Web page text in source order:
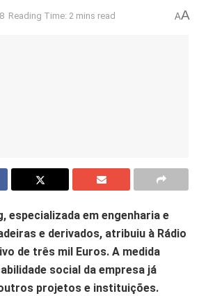
Reading Time: 2 mins read AA
especializada em engenharia e
e derivados, atribuiu à Rádio
de três mil Euros. A medida
social da empresa já
projetos e instituições.